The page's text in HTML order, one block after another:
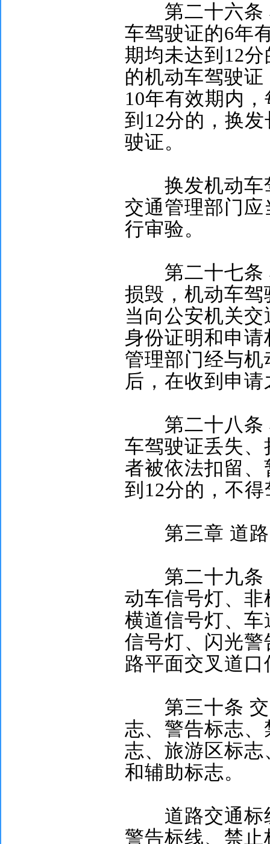
第二十六条
车驾驶证的6年
期均未达到 12分
的机动车驾驶
10年有效期内
到 12分的，换
驶证。
换发机动车
交通管理部门
行审验。
第二十七条
损毁，机动车
当向公安机关
身份证明和申
管理部门经与
后，在收到申请
第二十八条
车驾驶证丢失
者被依法扣留
到 12分的，不
第三章 道
第二十九条
动车信号灯、
横道信号灯、
信号灯、闪光
路平面交叉道
第三十条
志、警告标志
志、旅游区标
和辅助标志。
道路交通标
警告标线、禁止